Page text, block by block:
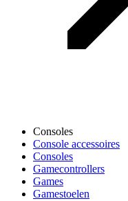
Consoles
Console accessoires
Consoles
Gamecontrollers
Games
Gamestoelen